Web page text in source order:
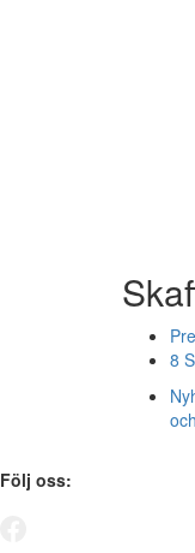
8
Följ oss: